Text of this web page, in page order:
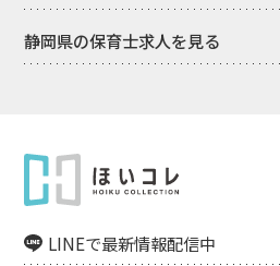
静岡県の保育士求人を見る
LINEで最新情報配信中